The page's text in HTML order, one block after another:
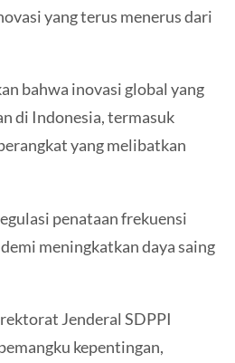
yang terus menerus dari
bahwa inovasi global yang
di Indonesia, termasuk
yang melibatkan
penataan frekuensi
meningkatkan daya saing
Jenderal SDPPI
kepentingan,